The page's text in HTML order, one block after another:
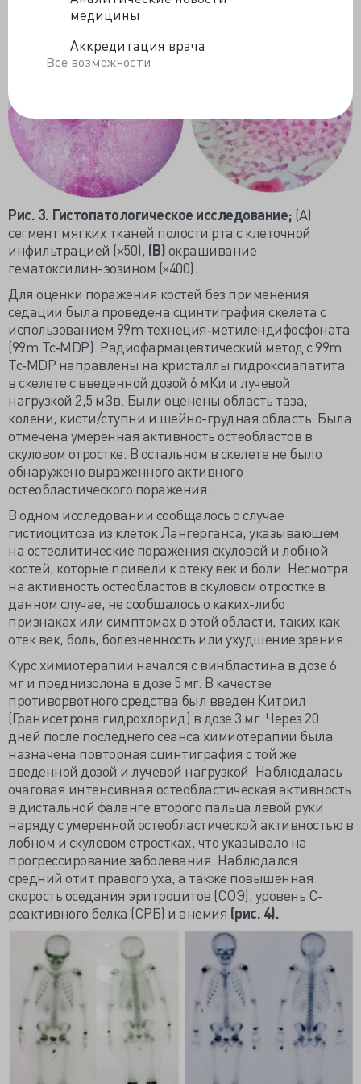
медицины
Аккредитация врача
Все возможности
Рис. 3. Гистопатологическое исследование; (А)
сегмент мягких тканей полости рта с клеточной
инфильтрацией (×50), (В)окрашивание
гематоксилин-эозином (×400).
Для оценки поражения костей без применения
седации была проведена сцинтиграфия скелета с
использованием 99m технеция‐метилендифосфоната
(99m Tc‐MDP). Радиофармацевтический метод с 99m
Tc‐MDP направлены на кристаллы гидроксиапатита
в скелете с введенной дозой 6 мКи и лучевой
нагрузкой 2,5 мЗв. Были оценены область таза,
колени, кисти/ступни и шейно-грудная область. Была
отмечена умеренная активность остеобластов в
скуловом отростке. В остальном в скелете не было
обнаружено выраженного активного
остеобластического поражения.
В одном исследовании сообщалось о случае
гистиоцитоза из клеток Лангерганса, указывающем
на остеолитические поражения скуловой и лобной
костей, которые привели к отеку век и боли. Несмотря
на активность остеобластов в скуловом отростке в
данном случае, не сообщалось о каких-либо
признаках или симптомах в этой области, таких как
отек век, боль, болезненность или ухудшение зрения.
Курс химиотерапии начался с винбластина в дозе 6
мг и преднизолона в дозе 5 мг. В качестве
противорвотного средства был введен Китрил
(Гранисетрона гидрохлорид) в дозе 3 мг. Через 20
дней после последнего сеанса химиотерапии была
назначена повторная сцинтиграфия с той же
введенной дозой и лучевой нагрузкой. Наблюдалась
очаговая интенсивная остеобластическая активность
в дистальной фаланге второго пальца левой руки
наряду с умеренной остеобластической активностью в
лобном и скуловом отростках, что указывало на
прогрессирование заболевания. Наблюдался
средний отит правого уха, а также повышенная
скорость оседания эритроцитов (СОЭ), уровень С‐
реактивного белка (СРБ) и анемия (рис. 4).